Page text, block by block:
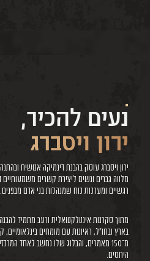
נעים להכיר,
ירון ויסברג
ירון ויסברג עוסק בהבנת דינמיקה אנושית
מלווה גברים ונשים ליצירת קשרים
רגשיים ומערכות כוח שמנהלות בני אדם מבפנים.
מתוך סקרנות אינטלקטואלית ורעב מתמיד
בארץ ובחו״ל, ראיונות עם מומחים
מ־150 מאמרים, והבלוג שלו נחשב לאחד
היחסים.